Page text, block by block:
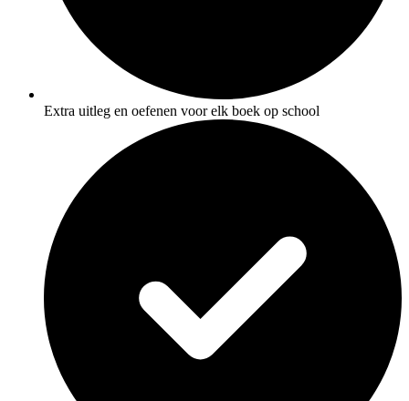
Extra uitleg en oefenen voor elk boek op school